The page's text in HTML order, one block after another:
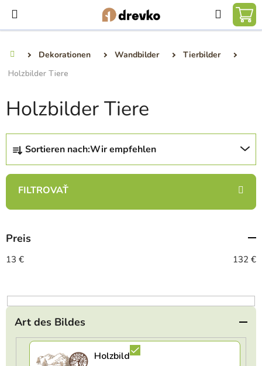
Inhalt
springen
Suchen
Dekorationen Wandbilder
Tierbilder
Holzbilder Tiere
Holzbilder Tiere
P
o
u
t
s
o
t
i
Sortieren nach:Wir empfehlen
Preis
13 € 132 €
Art des Bildes